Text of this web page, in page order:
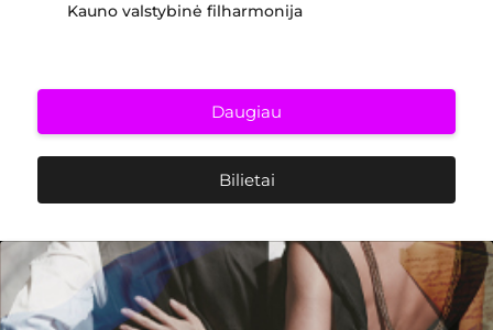
Kauno valstybinė filharmonija
Daugiau
Bilietai